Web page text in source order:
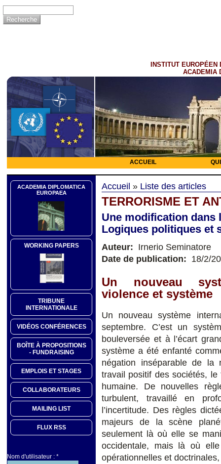
INSTITUT EUROPÉEN
ACADEMIA
ACCUEIL
ACADEMIA DIPLOMATICA
EUROPAEA
WORKING PAPERS
TRIBUNE
INTERNATIONALE
VIDÉOS CONFÉRENCES
BOÎTE À PROPOSITIONS
- FUNDRAISING
EMPLOIS ET STAGES
COLLABORATEURS
MAILING LIST
FLUX RSS
Nom d'utilisateur : *
Accueil » Liste des articles
TERRORISME ET
Une modification dans
Logiques politiques et
Auteur: Irnerio Seminatore
Date de publication: 18/2/
Un nouveau
violence et système
Un nouveau système
septembre. C’est un
bouleversée et à l’écart
système a été enfanté
négation inséparable de la
travail positif des sociétés, le
humaine. De nouvelles
turbulent, travaillé en
l’incertitude. Des règles
majeurs de la scène
seulement là où elle se
occidentale, mais là où
opérationnelles et